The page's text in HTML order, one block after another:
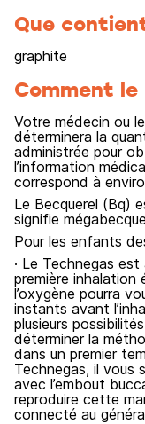
Que
graphite
Comment le
Votre médecin ou
déterminera la
administrée pour
l’information
correspond à
Le Becquerel (Bq)
signifie
Pour les enfants
· Le Technegas
première inhalation
l’oxygène pourra
instants avant
plusieurs
déterminer la
dans un premier
Technegas, il vous
avec l’embout
reproduire cette
connecté au